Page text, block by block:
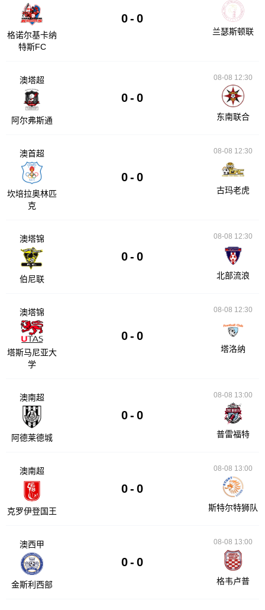
格诺尔基卡纳
特斯FC
0 - 0
兰瑟斯顿联
澳塔超
阿尔弗斯通
0 - 0
08-08 12:30
东南联合
澳首超
坎培拉奥林匹
克
0 - 0
08-08 12:30
古玛老虎
澳塔锦
伯尼联
0 - 0
08-08 12:30
北部流浪
澳塔锦
塔斯马尼亚大
学
0 - 0
08-08 12:30
塔洛纳
澳南超
阿德莱德城
0 - 0
08-08 13:00
普雷福特
澳南超
克罗伊登国王
0 - 0
08-08 13:00
斯特尔特狮队
澳西甲
金斯利西部
0 - 0
08-08 13:00
格韦卢普